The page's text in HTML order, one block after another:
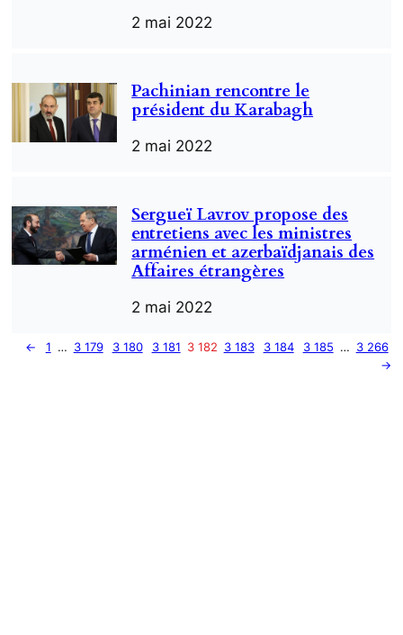
2 mai 2022
Pachinian rencontre le
président du Karabagh
2 mai 2022
Sergueï Lavrov propose des
entretiens avec les ministres
arménien et azerbaïdjanais des
Affaires étrangères
2 mai 2022
← 1 … 3 179 3 180 3 181 3 182 3 183 3 184 3 185 … 3 266
→